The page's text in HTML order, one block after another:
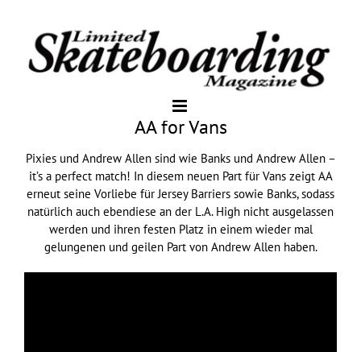
AA for Vans
Pixies und Andrew Allen sind wie Banks und Andrew Allen –
it’s a perfect match! In diesem neuen Part für Vans zeigt AA
erneut seine Vorliebe für Jersey Barriers sowie Banks, sodass
natürlich auch ebendiese an der L.A. High nicht ausgelassen
werden und ihren festen Platz in einem wieder mal
gelungenen und geilen Part von Andrew Allen haben.